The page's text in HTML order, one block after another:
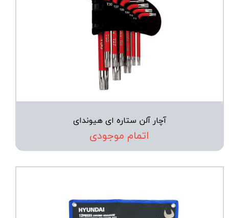
آچار آلن ستاره ای هیوندای
اتمام موجودی